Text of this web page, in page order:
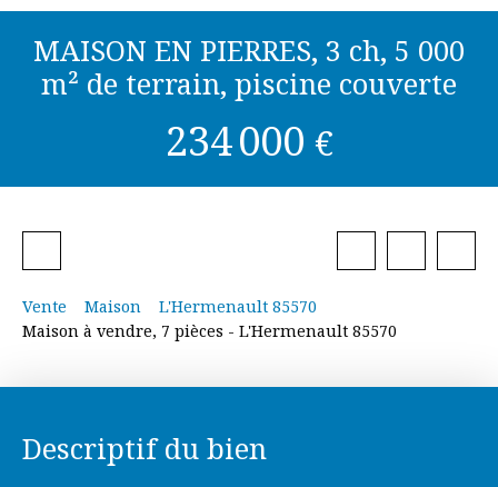
MAISON EN PIERRES, 3 ch, 5 000
m² de terrain, piscine couverte
234 000 €
Vente Maison
L'Hermenault 85570
Maison à vendre, 7 pièces - L'Hermenault 85570
Descriptif du bien